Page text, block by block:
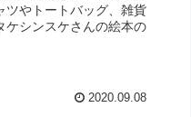
ツやトートバッグ、雑貨
ケシンスケさんの絵本の
2020.09.08